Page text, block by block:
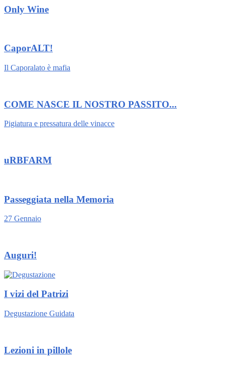
Only Wine
CaporALT!
Il Caporalato è mafia
COME NASCE IL NOSTRO PASSITO...
Pigiatura e pressatura delle vinacce
uRBFARM
Passeggiata nella Memoria
27 Gennaio
Auguri!
I vizi del Patrizi
Degustazione Guidata
Lezioni in pillole